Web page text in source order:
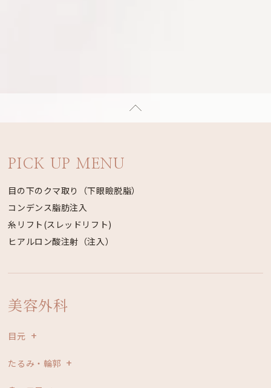
PICK UP MENU
目の下のクマ取り（下眼瞼脱脂）
コンデンス脂肪注入
糸リフト(スレッドリフト)
ヒアルロン酸注射（注入）
美容外科
目元
たるみ・輪郭